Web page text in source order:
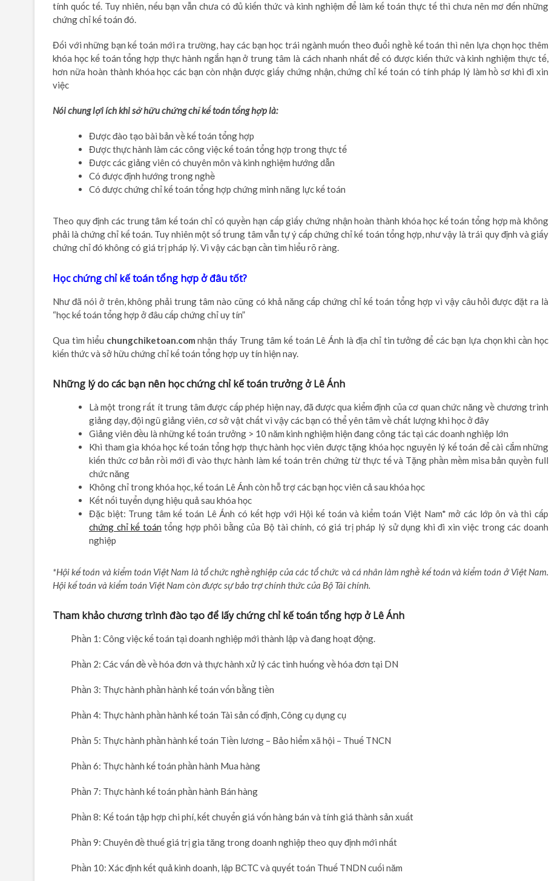
tính quốc tế. Tuy nhiên, nếu bạn vẫn chưa có đủ kiến thức và kinh nghiệm để làm kế toán thực tế thì chưa nên mơ đến những
chứng chỉ kế toán đó.
Đối với những bạn kế toán mới ra trường, hay các bạn học trái ngành muốn theo đuổi nghề kế toán thì nên lựa chọn học thêm
khóa học kế toán tổng hợp thực hành ngắn hạn ở trung tâm là cách nhanh nhất để có được kiến thức và kinh nghiệm thực tế,
hơn nữa hoàn thành khóa học các bạn còn nhận được giấy chứng nhận, chứng chỉ kế toán có tính pháp lý làm hồ sơ khi đi xin
việc
Nói chung lợi ích khi sở hữu chứng chỉ kế toán tổng hợp là:
Được đào tạo bài bản về kế toán tổng hợp
Được thực hành làm các công việc kế toán tổng hợp trong thực tế
Được các giảng viên có chuyên môn và kinh nghiệm hướng dẫn
Có được định hướng trong nghề
Có được chứng chỉ kế toán tổng hợp chứng minh năng lực kế toán
Theo quy định các trung tâm kế toán chỉ có quyền hạn cấp giấy chứng nhận hoàn thành khóa học kế toán tổng hợp mà không
phải là chứng chỉ kế toán. Tuy nhiên một số trung tâm vẫn tự ý cấp chứng chỉ kế toán tổng hợp, như vậy là trái quy định và giấy
chứng chỉ đó không có giá trị pháp lý. Vì vậy các bạn cần tìm hiểu rõ ràng.
Học chứng chỉ kế toán tổng hợp ở đâu tốt?
Như đã nói ở trên, không phải trung tâm nào cũng có khả năng cấp chứng chỉ kế toán tổng hợp vì vậy câu hỏi được đặt ra là
“học kế toán tổng hợp ở đâu cấp chứng chỉ uy tín”
Qua tìm hiểu chungchiketoan.com nhận thấy Trung tâm kế toán Lê Ánh là địa chỉ tin tưởng để các bạn lựa chọn khi cần học
kiến thức và sở hữu chứng chỉ kế toán tổng hợp uy tín hiện nay.
Những lý do các bạn nên học chứng chỉ kế toán trưởng ở Lê Ánh
Là một trong rất ít trung tâm được cấp phép hiện nay, đã được qua kiểm định của cơ quan chức năng về chương trình
giảng dạy, đội ngũ giảng viên, cơ sở vật chất vì vậy các bạn có thể yên tâm về chất lượng khi học ở đây
Giảng viên đều là những kế toán trưởng > 10 năm kinh nghiệm hiện đang công tác tại các doanh nghiệp lớn
Khi tham gia khóa học kế toán tổng hợp thực hành học viên được tặng khóa học nguyên lý kế toán để cài cắm những
kiến thức cơ bản rồi mới đi vào thực hành làm kế toán trên chứng từ thực tế và Tặng phần mềm misa bản quyền full
chức năng
Không chỉ trong khóa học, kế toán Lê Ánh còn hỗ trợ các bạn học viên cả sau khóa học
Kết nối tuyển dụng hiệu quả sau khóa học
Đặc biệt: Trung tâm kế toán Lê Ánh có kết hợp với Hội kế toán và kiểm toán Việt Nam* mở các lớp ôn và thi cấp
chứng chỉ kế toán tổng hợp phôi bằng của Bộ tài chính, có giá trị pháp lý sử dụng khi đi xin việc trong các doanh
nghiệp
*Hội kế toán và kiểm toán Việt Nam là tổ chức nghề nghiệp của các tổ chức và cá nhân làm nghề kế toán và kiểm toán ở Việt Nam.
Hội kế toán và kiểm toán Việt Nam còn được sự bảo trợ chính thức của Bộ Tài chính.
Tham khảo chương trình đào tạo để lấy chứng chỉ kế toán tổng hợp ở Lê Ánh
Phần 1: Công việc kế toán tại doanh nghiệp mới thành lập và đang hoạt động.
Phần 2: Các vấn đề về hóa đơn và thực hành xử lý các tình huống về hóa đơn tại DN
Phần 3: Thực hành phần hành kế toán vốn bằng tiền
Phần 4: Thực hành phần hành kế toán Tài sản cố định, Công cụ dụng cụ
Phần 5: Thực hành phần hành kế toán Tiền lương – Bảo hiểm xã hội – Thuế TNCN
Phần 6: Thực hành kế toán phần hành Mua hàng
Phần 7: Thực hành kế toán phần hành Bán hàng
Phần 8: Kế toán tập hợp chi phí, kết chuyển giá vốn hàng bán và tính giá thành sản xuất
Phần 9: Chuyên đề thuế giá trị gia tăng trong doanh nghiệp theo quy định mới nhất
Phần 10: Xác định kết quả kinh doanh, lập BCTC và quyết toán Thuế TNDN cuối năm